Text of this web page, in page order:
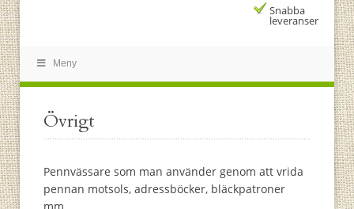
Snabba
leveranser
Meny
Övrigt
Pennvässare som man använder genom att vrida
pennan motsols, adressböcker, bläckpatroner